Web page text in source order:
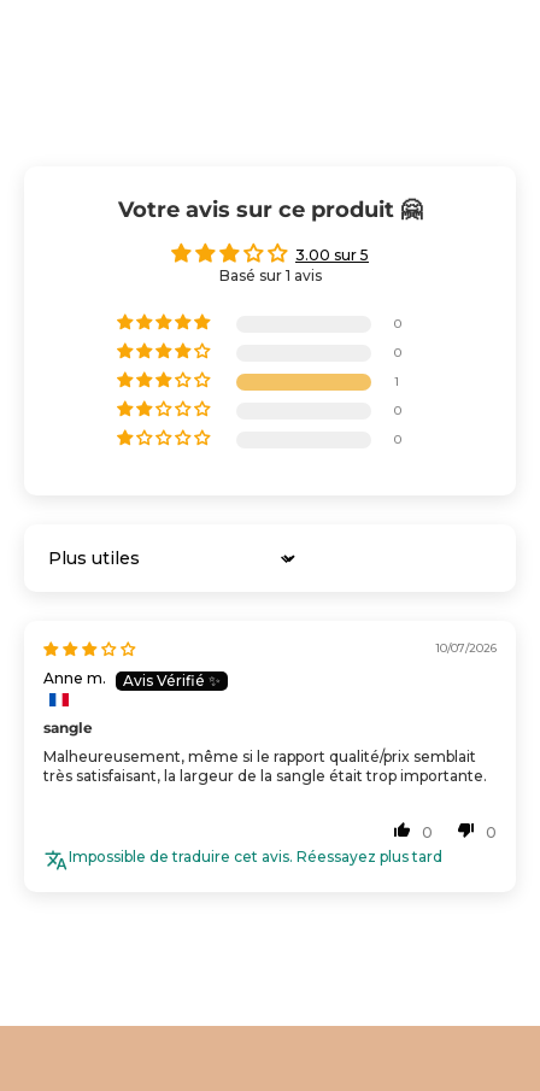
Votre avis sur ce produit 🤗
3.00 sur 5
Basé sur 1 avis
0
0
1
0
0
Sort by
10/07/2026
Anne m.
sangle
Malheureusement, même si le rapport qualité/prix semblait
très satisfaisant, la largeur de la sangle était trop importante.
0
0
Impossible de traduire cet avis. Réessayez plus tard